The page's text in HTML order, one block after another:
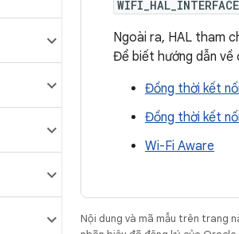
Ngoài ra, HAL tham
Để biết hướng dẫn về
Đồng thời kết
Đồng thời kết
Wi-Fi Aware
Nội dung và mã mẫu trên trang